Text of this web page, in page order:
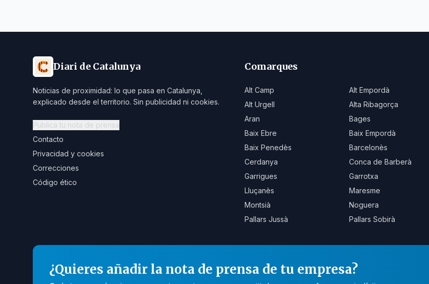
Diari de Catalunya
Noticias de proximidad: lo que pasa en Catalunya,
explicado desde el territorio. Sin publicidad ni cookies.
Publica tu nota de prensa
Contacto
Privacidad y cookies
Correcciones
Código ético
Comarques
Alt Camp Alt Empordà
Alt Urgell
Alta Ribagorça
Aran
Bages
Baix Ebre
Baix Empordà
Baix Penedès
Barcelonès
Cerdanya
Conca de Barberà
Garrigues
Garrotxa
Lluçanès
Maresme
Montsià
Noguera
Pallars Jussà
Pallars Sobirà
¿Quieres añadir la nota de prensa de tu empresa?